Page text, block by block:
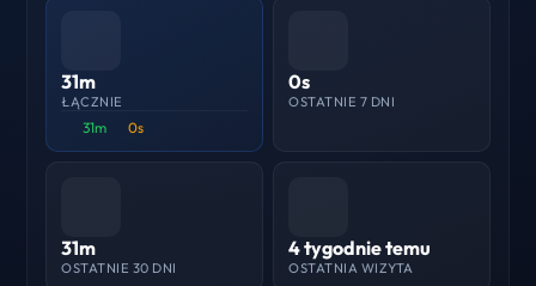
31m
ŁĄCZNIE
31m 0s
0s
OSTATNIE 7 DNI
31m
OSTATNIE 30 DNI
4 tygodnie temu
OSTATNIA WIZYTA